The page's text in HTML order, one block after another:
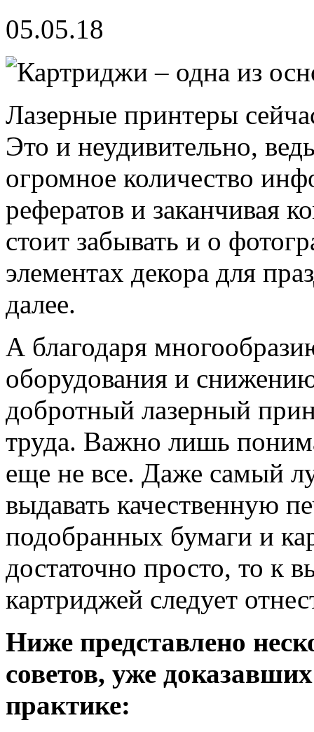
05.05.18
Лазерные принтеры
Это и неудивительно,
огромное количество
рефератов и заканчивая
стоит забывать и о
элементах декора для
далее.
А благодаря
оборудования и
добротный лазерный
труда. Важно лишь
еще не все. Даже самый
выдавать качественную
подобранных бумаги и
достаточно просто, то к
картриджей следует
Ниже представлено
советов, уже
практике: